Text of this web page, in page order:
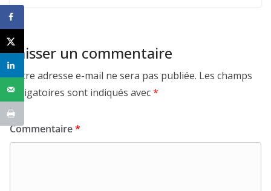
Laisser un commentaire
Votre adresse e-mail ne sera pas publiée. Les champs
obligatoires sont indiqués avec*
Commentaire*